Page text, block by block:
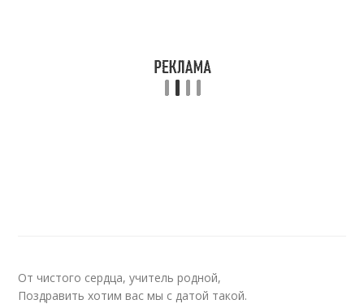
От чистого сердца, учитель родной,
Поздравить хотим вас мы с датой такой.